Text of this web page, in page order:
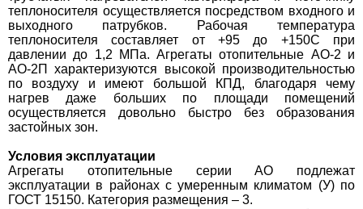
теплоносителя осуществляется посредством входного и
выходного патрубков. Рабочая температура
теплоносителя составляет от +95 до +150С при
давлении до 1,2 МПа. Агрегаты отопительные АО-2 и
АО-2П характеризуются высокой производительностью
по воздуху и имеют большой КПД, благодаря чему
нагрев даже больших по площади помещений
осуществляется довольно быстро без образования
застойных зон.
Условия эксплуатации
Агрегаты отопительные серии АО подлежат
эксплуатации в районах с умеренным климатом (У) по
ГОСТ 15150. Категория размещения – 3.